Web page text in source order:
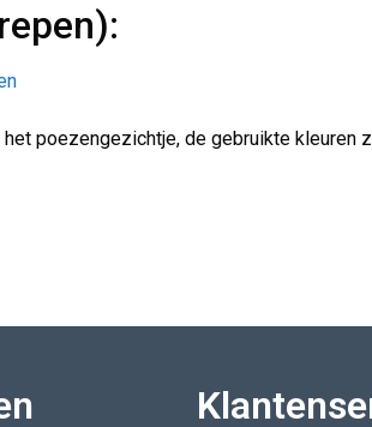
poezengezichtje, de gebruikte kleuren